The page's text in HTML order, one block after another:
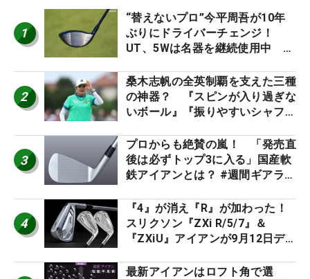
1
“替えないプロ”今平周吾が10年
ぶりにドライバーチェンジ！
UT、5Wは名器を継続使用中 #
2
桑木志帆の全英制覇を支えた三種
の神器？ 『スピンが入り過ぎな
いボール』『振りやすいシャフ
ー』 #女子プロセッティング
3
プロからも絶賛の嵐！ 「発売直
後は必ずトップ3に入る」国産軟
鉄アイアンとは？ #週間ギアラン
4
『4』が消え『R』が加わった！
スリクソン『ZXi R/5/7』＆
『ZXiU』アイアンが9月12日デ
最新アイアンはロフト角で選